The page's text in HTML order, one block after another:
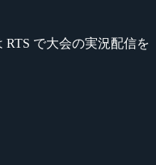
RTS で大会の実況配信を